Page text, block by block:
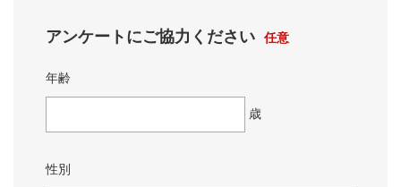
アンケートにご協力ください 任意
年齢
歳
性別